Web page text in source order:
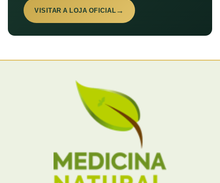
VISITAR A LOJA OFICIAL→